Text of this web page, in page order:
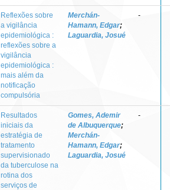
Reflexões sobre
a vigilância
epidemiológica :
reflexões sobre a
vigilância
epidemiológica :
mais além da
notificação
compulsória
Merchán-
Hamann, Edgar;
Laguardia, Josué
-
Resultados
iniciais da
estratégia de
tratamento
supervisionado
da tuberculose na
rotina dos
serviços de
Gomes, Ademir
de Albuquerque;
Merchán-
Hamann, Edgar;
Laguardia, Josué
-